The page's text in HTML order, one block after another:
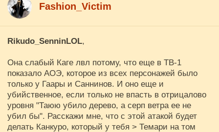
Fashion_Victim
Rikudo_SenninLOL,
Она слабый Каге лвл потому, что еще в ТВ-1
показало АОЭ, которое из всех персонажей было
только у Гаары и Саннинов. И оно еще и
убийственное, если только не впасть в отрицалово
уровня "Таюю убило дерево, а серп ветра ее не
убил бы". Расскажи мне, что с этой атакой будет
делать Канкуро, который у тебя > Темари на том